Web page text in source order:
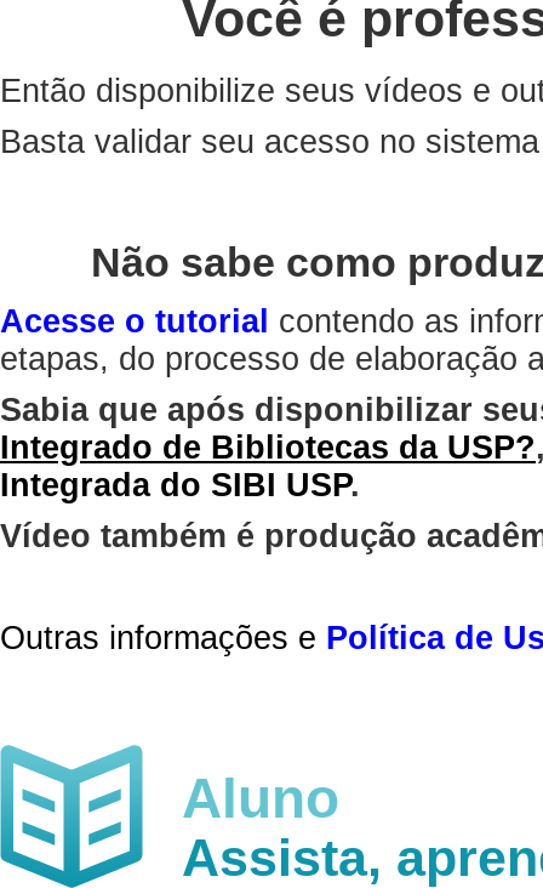
Você é
Então disponibilize seus vídeos e
Basta validar seu acesso no
Não sabe como
Acesse o tutorial contendo as
etapas, do processo de elaboração
Sabia que após disponibilizar
Integrado de Bibliotecas da USP?
Integrada do SIBI USP.
Vídeo também é produção
Outras informações e Política de
Aluno
Assista,